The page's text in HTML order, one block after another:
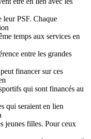
leur PSF. Chaque
temps aux services en
entre les grandes
financer sur ces
qui sont financés au
qui seraient en lien
jeunes filles. Pour ceux